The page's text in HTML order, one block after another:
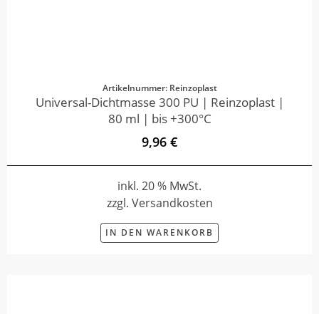
Artikelnummer: Reinzoplast
Universal-Dichtmasse 300 PU | Reinzoplast |
80 ml | bis +300°C
9,96 €
inkl. 20 % MwSt.
zzgl. Versandkosten
IN DEN WARENKORB